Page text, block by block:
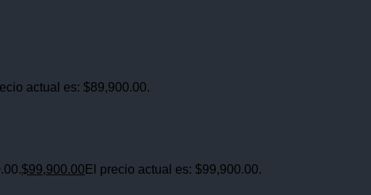
actual es: $89,900.00.
$99,900.00 El precio actual es: $99,900.00.